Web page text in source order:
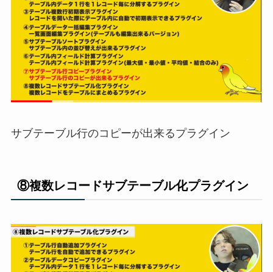
サブテーブル行のコピーが出来るプラグイン
⑧複数レコードサブテーブル化プラグイン